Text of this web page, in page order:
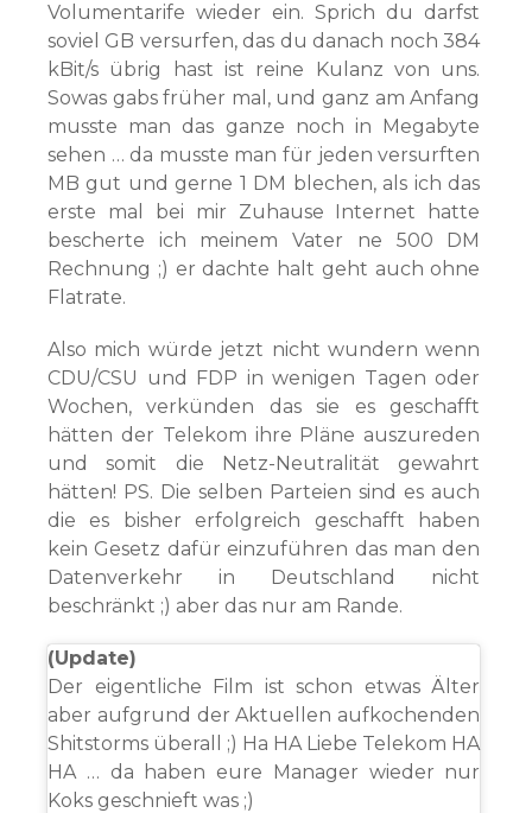
Volumentarife wieder ein. Sprich du darfst
soviel GB versurfen, das du danach noch 384
kBit/s übrig hast ist reine Kulanz von uns.
Sowas gabs früher mal, und ganz am Anfang
musste man das ganze noch in Megabyte
sehen … da musste man für jeden versurften
MB gut und gerne 1 DM blechen, als ich das
erste mal bei mir Zuhause Internet hatte
bescherte ich meinem Vater ne 500 DM
Rechnung ;) er dachte halt geht auch ohne
Flatrate.
Also mich würde jetzt nicht wundern wenn
CDU/CSU und FDP in wenigen Tagen oder
Wochen, verkünden das sie es geschafft
hätten der Telekom ihre Pläne auszureden
und somit die Netz-Neutralität gewahrt
hätten! PS. Die selben Parteien sind es auch
die es bisher erfolgreich geschafft haben
kein Gesetz dafür einzuführen das man den
Datenverkehr in Deutschland nicht
beschränkt ;) aber das nur am Rande.
(Update)
Der eigentliche Film ist schon etwas Älter
aber aufgrund der Aktuellen aufkochenden
Shitstorms überall ;) Ha HA Liebe Telekom HA
HA … da haben eure Manager wieder nur
Koks geschnieft was ;)